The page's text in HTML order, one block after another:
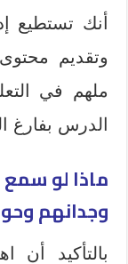
أنك تستطيع
وتقديم
ملهم في
الدرس بفارغ
ماذا لو
وجدانهم
بالتأكيد أن